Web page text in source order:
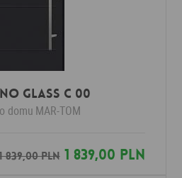
Glass C 00
domu MAR-TOM
839,00 PLN1 839,00 PLN